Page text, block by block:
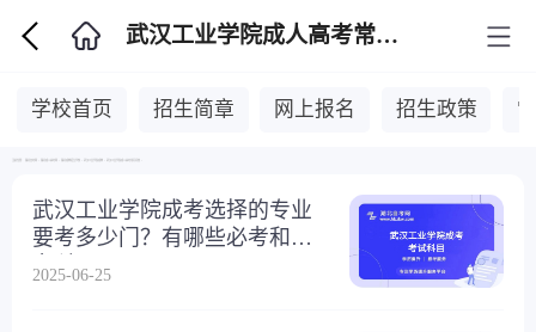
武汉工业学院成人高考常见问答
学校首页 招生简章 网上报名 招生政策
武汉工业学院成考选择的专业
要考多少门？有哪些必考和选
考科目？
2025-06-25